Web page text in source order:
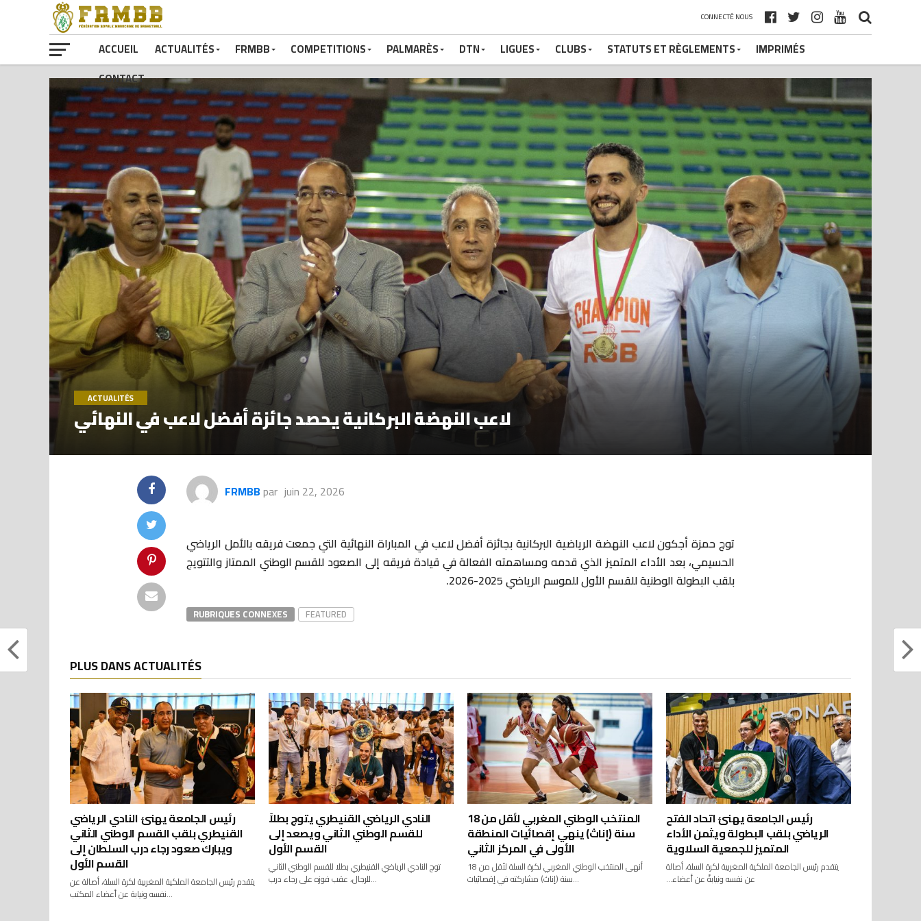
CONNECTÉ NOUS
ACCUEIL ACTUALITÉS FRMBB COMPETITIONS PALMARÈS DTN LIGUES CLUBS STATUTS ET RÈGLEMENTS
IMPRIMÉS
CONTACT
ACTUALITÉS
لاعب النهضة البركانية يحصد جائزة أفضل لاعب في النهائي
par
FRMBB juin 22, 2026
توج حمزة أجكون لاعب النهضة الرياضية البركانية بجائزة أفضل لاعب في المباراة النهائية التي جمعت فريقه بالأمل الرياضي
الحسيمي، بعد الأداء المتميز الذي قدمه ومساهمته الفعالة في قيادة فريقه إلى الصعود للقسم الوطني الممتاز والتتويج
بلقب البطولة الوطنية للقسم الأول للموسم الرياضي 2025-2026.
RUBRIQUES CONNEXES FEATURED
PLUS DANS ACTUALITÉS
رئيس الجامعة يهنئ النادي الرياضي
القنيطري بلقب القسم الوطني الثاني
ويبارك صعود رجاء درب السلطان إلى
القسم الأول
يتقدم رئيس الجامعة الملكية المغربية لكرة السلة، أصالة عن
نفسه ونيابة عن أعضاء المكتب...
النادي الرياضي القنيطري يتوج بطلاً
للقسم الوطني الثاني ويصعد إلى
القسم الأول
توج النادي الرياضي القنيطري بطلا للقسم الوطني الثاني
للرجال، عقب فوزه على رجاء درب...
المنتخب الوطني المغربي لأقل من 18
سنة (إناث) ينهي إقصائيات المنطقة
الأولى في المركز الثاني
أنهى المنتخب الوطني المغربي لكرة السلة لأقل من 18
سنة (إناث) مشاركته في إقصائيات...
رئيس الجامعة يهنئ اتحاد الفتح
الرياضي بلقب البطولة ويثمن الأداء
المتميز للجمعية السلاوية
عن نفسه ونيابةً عن أعضاء...